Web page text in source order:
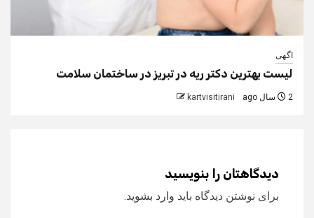
اگهی
لیست بهترین دکتر ریه در تبریز در ساختمان سلامت
2 سال ago kartvisitirani
دیدگاهتان را بنویسید
برای نوشتن دیدگاه باید وارد بشوید.